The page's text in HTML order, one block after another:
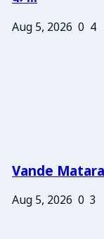
Aug 5, 2026 0 4
Vande
Aug 5, 2026 0 3